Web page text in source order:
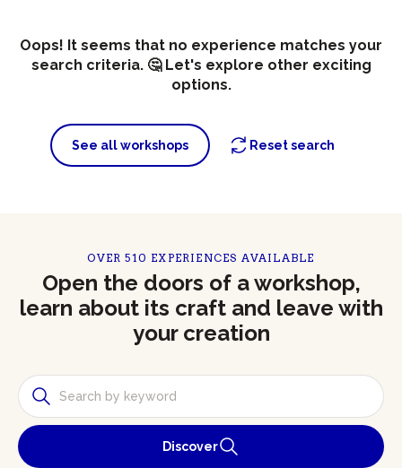
Oops! It seems that no experience matches your
search criteria. 🤔 Let's explore other exciting
options.
See all workshops Reset search
OVER 510 EXPERIENCES AVAILABLE
Open the doors of a workshop,
learn about its craft and leave with
your creation
Discover